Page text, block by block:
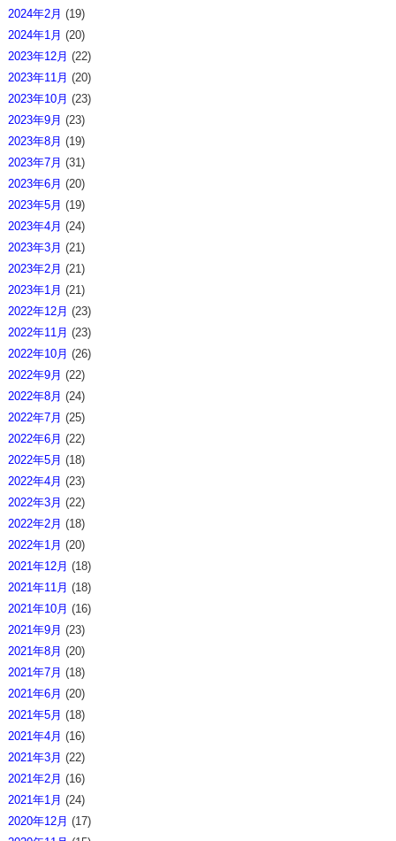
2024年2月 (19)
2024年1月 (20)
2023年12月 (22)
2023年11月 (20)
2023年10月 (23)
2023年9月 (23)
2023年8月 (19)
2023年7月 (31)
2023年6月 (20)
2023年5月 (19)
2023年4月 (24)
2023年3月 (21)
2023年2月 (21)
2023年1月 (21)
2022年12月 (23)
2022年11月 (23)
2022年10月 (26)
2022年9月 (22)
2022年8月 (24)
2022年7月 (25)
2022年6月 (22)
2022年5月 (18)
2022年4月 (23)
2022年3月 (22)
2022年2月 (18)
2022年1月 (20)
2021年12月 (18)
2021年11月 (18)
2021年10月 (16)
2021年9月 (23)
2021年8月 (20)
2021年7月 (18)
2021年6月 (20)
2021年5月 (18)
2021年4月 (16)
2021年3月 (22)
2021年2月 (16)
2021年1月 (24)
2020年12月 (17)